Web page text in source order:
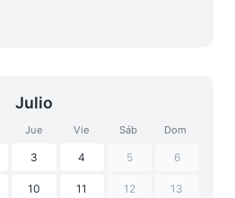
Julio
Jue Vie Sáb Dom
3 4 5 6
10 11 12 13